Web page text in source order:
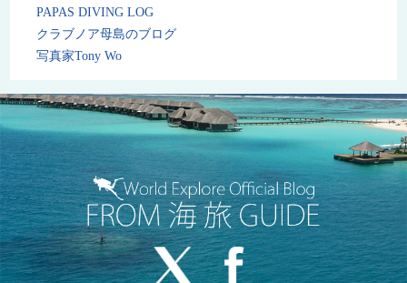
PAPAS DIVING LOG
クラブノア母島のブログ
写真家Tony Wo